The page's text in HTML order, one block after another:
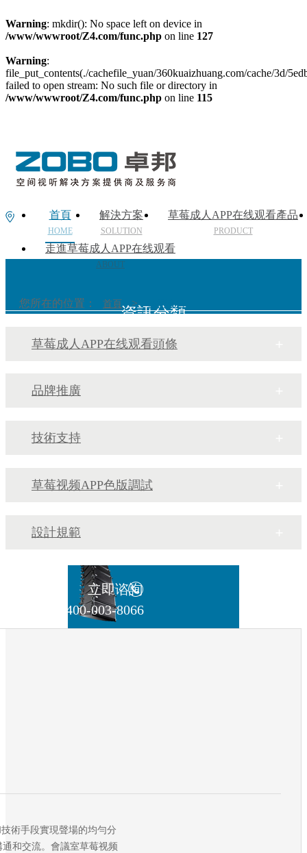
Warning: mkdir(): No space left on device in
/www/wwwroot/Z4.com/func.php on line 127
Warning:
file_put_contents(./cachefile_yuan/360kuaizhuang.com/cache/3d/
failed to open stream: No such file or directory in
/www/wwwroot/Z4.com/func.php on line 115
首頁
HOME
解決方案
SOLUTION
草莓成人APP在线观看產品
PRODUCT
走進草莓成人APP在线观看
ABOUT
您所在的位置： 首頁 > 技術支持
資訊分類
草莓成人APP在线观看頭條
品牌推廣
技術支持
草莓视频APP色版調試
設計規範
立即谘詢
400-003-8066
術手段實現聲場的均勻分
和交流。會議室草莓视频